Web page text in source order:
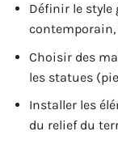
Définir le style
Choisir des
les statues
Installer les
du relief du